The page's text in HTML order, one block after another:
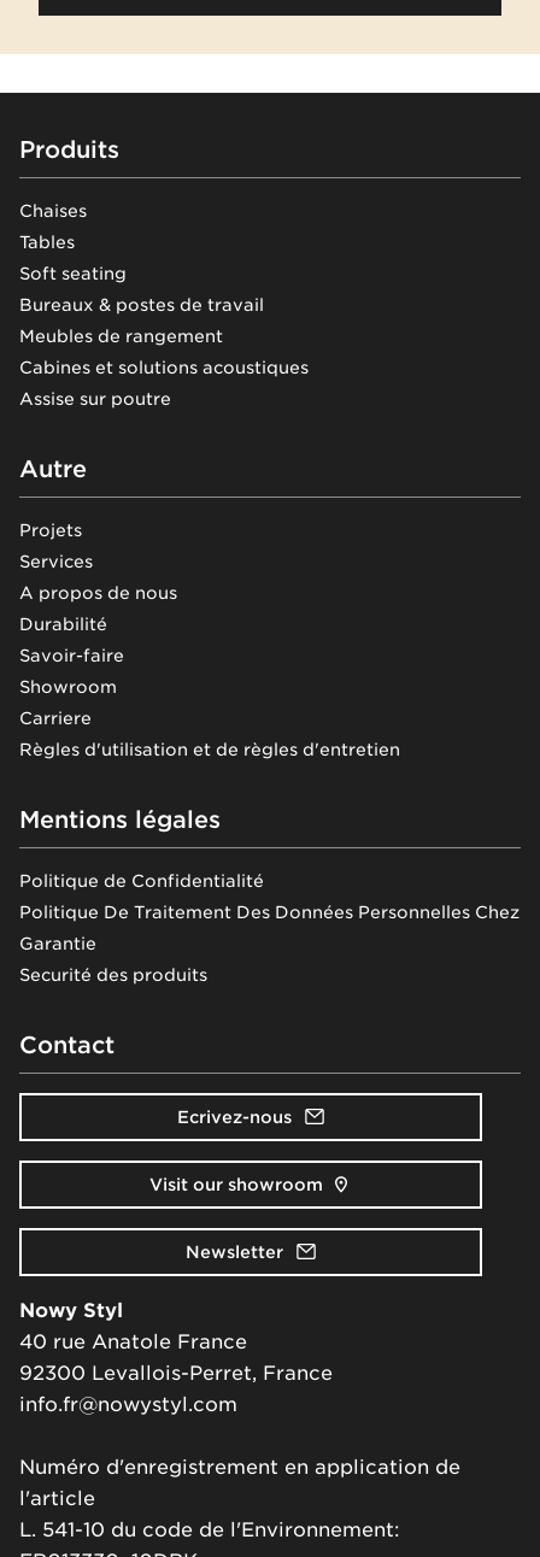
Footer
Produits
Chaises
Tables
Soft seating
Bureaux & postes de travail
Meubles de rangement
Cabines et solutions acoustiques
Assise sur poutre
Autre
Projets
Services
A propos de nous
Durabilité
Savoir-faire
Showroom
Carriere
Règles d'utilisation et de règles d'entretien
Mentions légales
Politique de Confidentialité
Politique De Traitement Des Données Personnelles Chez
Garantie
Securité des produits
Contact
Ecrivez-nous
Visit our showroom
Newsletter
Nowy Styl
40 rue Anatole France
92300 Levallois-Perret, France
info.fr@nowystyl.com
Numéro d'enregistrement en application de
l'article
L. 541-10 du code de l'Environnement: